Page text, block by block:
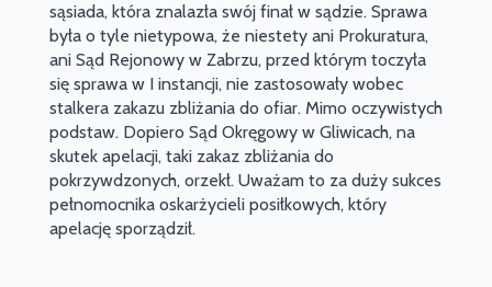
sąsiada, która znalazła swój finał w sądzie. Sprawa
była o tyle nietypowa, że niestety ani Prokuratura,
ani Sąd Rejonowy w Zabrzu, przed którym toczyła
się sprawa w I instancji, nie zastosowały wobec
stalkera zakazu zbliżania do ofiar. Mimo oczywistych
podstaw. Dopiero Sąd Okręgowy w Gliwicach, na
skutek apelacji, taki zakaz zbliżania do
pokrzywdzonych, orzekł. Uważam to za duży sukces
pełnomocnika oskarżycieli posiłkowych, który
apelację sporządził.